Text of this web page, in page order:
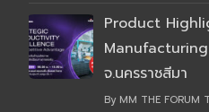
Product
จ.นครราชสีมา
By MM THE FORUM